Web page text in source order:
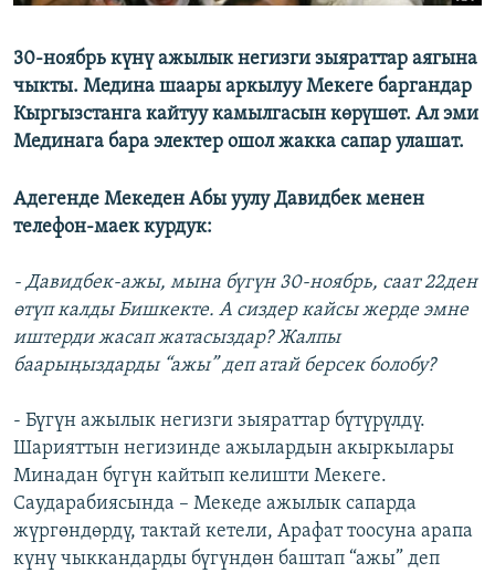
30-ноябрь күнү ажылык негизги зыяраттар аягына
чыкты. Медина шаары аркылуу Мекеге баргандар
Кыргызстанга кайтуу камылгасын көрүшөт. Ал эми
Мединага бара электер ошол жакка сапар улашат.
Адегенде Мекеден Абы уулу Давидбек менен
телефон-маек курдук:
- Давидбек-ажы, мына бүгүн 30-ноябрь, саат 22ден
өтүп калды Бишкекте. А сиздер кайсы жерде эмне
иштерди жасап жатасыздар? Жалпы
баарыңыздарды “ажы” деп атай берсек болобу?
- Бүгүн ажылык негизги зыяраттар бүтүрүлдү.
Шарияттын негизинде ажылардын акыркылары
Минадан бүгүн кайтып келишти Мекеге.
Саударабиясында – Мекеде ажылык сапарда
жүргөндөрдү, тактай кетели, Арафат тоосуна арапа
күнү чыккандарды бүгүндөн баштап “ажы” деп